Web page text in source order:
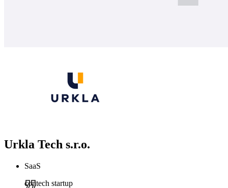
Urkla Tech s.r.o.
SaaS
contech startup